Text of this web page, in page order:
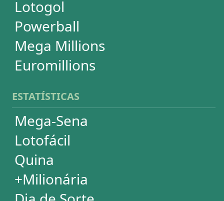
SUPORTE
Idioma
Dúvidas
Termos de Uso
Privacidade
Fale conosco